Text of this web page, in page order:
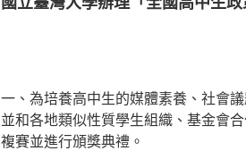
一、為培養高中生的媒體素養、社會
並和各地類似性質學生組織、基金會
複賽並進行頒獎典禮。